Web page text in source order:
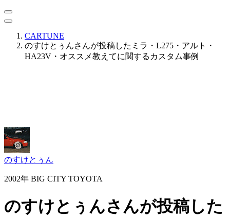
CARTUNE
のすけとぅんさんが投稿したミラ・L275・アルト・
HA23V・オススメ教えてに関するカスタム事例
のすけとぅん
2002年 BIG CITY TOYOTA
のすけとぅんさんが投稿した